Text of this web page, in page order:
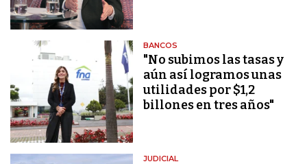
BANCOS
"No subimos las tasas y
aún así logramos unas
utilidades por $1,2
billones en tres años"
JUDICIAL